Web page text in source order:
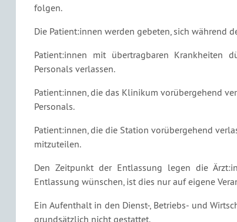
folgen.
Die Patient:innen werden gebeten, sich während
Patient:innen mit übertragbaren Krankheiten
Personals verlassen.
Patient:innen, die das Klinikum vorübergehend
Personals.
Patient:innen, die die Station vorübergehend
mitzuteilen.
Den Zeitpunkt der Entlassung legen die
Entlassung wünschen, ist dies nur auf eigene
Ein Aufenthalt in den Dienst-, Betriebs- und
grundsätzlich nicht gestattet.